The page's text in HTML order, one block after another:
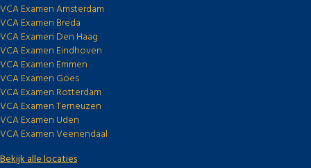
VCA Examen Amsterdam
VCA Examen Breda
VCA Examen Den Haag
VCA Examen Eindhoven
VCA Examen Emmen
VCA Examen Goes
VCA Examen Rotterdam
VCA Examen Terneuzen
VCA Examen Uden
VCA Examen Veenendaal
Bekijk alle locaties